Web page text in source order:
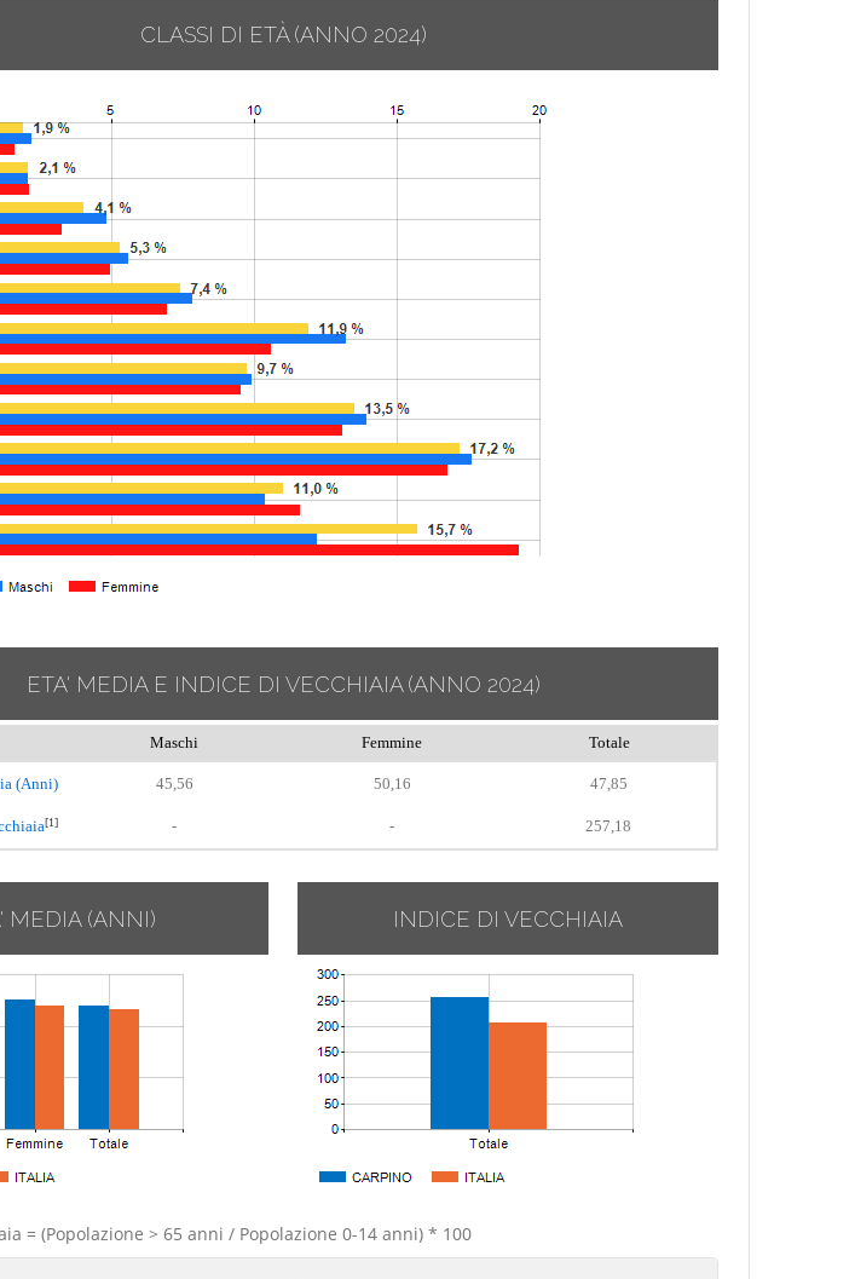
CLASSI DI ETÀ (ANNO 2024)
ETA' MEDIA E INDICE DI VECCHIAIA (ANNO 2024)
Maschi Femmine Totale
(Anni) 45,56 50,16 47,85
[1] - - 257,18
MEDIA (ANNI) INDICE DI VECCHIAIA
= (Popolazione > 65 anni / Popolazione 0-14 anni) * 100